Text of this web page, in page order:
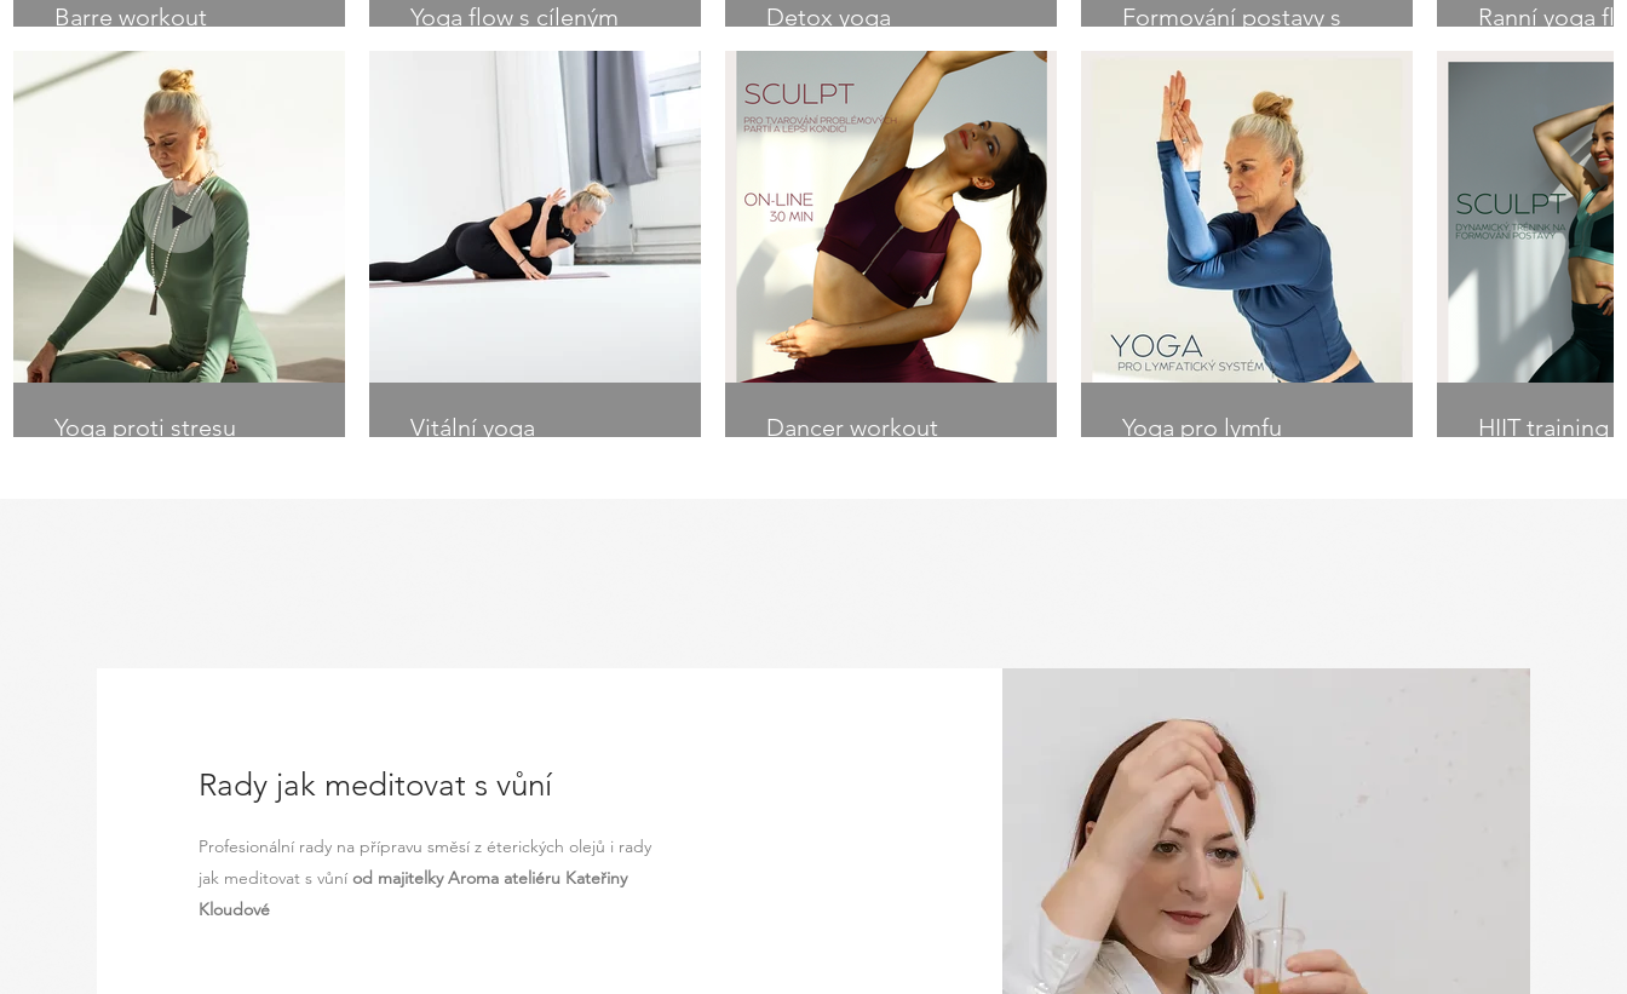
Barre workout
Yoga flow s cíleným
posílením
problémových partií
Detox yoga
Formování postavy s
Ranní yoga
Yoga proti stresu Vitální yoga Dancer workout Yoga pro lymfu
HIIT training
Rady jak meditovat s vůní
Profesionální rady na přípravu směsí z éterických olejů i rady
jak meditovat s vůníod majitelky Aroma ateliéru Kateřiny
Kloudové